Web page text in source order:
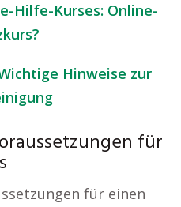
Hilfe-Kurses: Online-
Hinweise zur
für
für einen